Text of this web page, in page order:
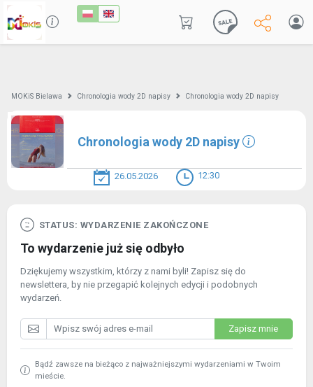
MOKiS Bielawa Chronologia wody 2D napisy Chronologia wody 2D napisy
Chronologia wody 2D napisy
26.05.2026 12:30
STATUS: WYDARZENIE ZAKOŃCZONE
To wydarzenie już się odbyło
Dziękujemy wszystkim, którzy z nami byli! Zapisz się do
newslettera, by nie przegapić kolejnych edycji i podobnych
wydarzeń.
Zapisz mnie
Bądź zawsze na bieżąco z najważniejszymi wydarzeniami w Twoim
mieście.